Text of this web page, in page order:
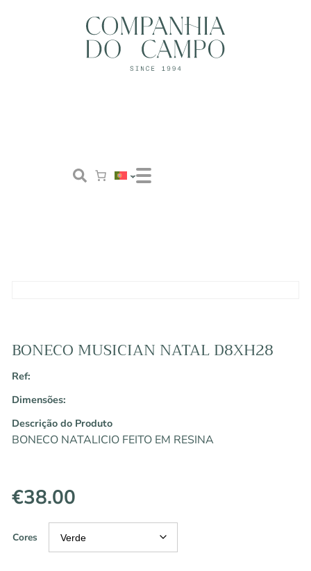
BONECO MUSICIAN NATAL D8XH28
Ref:
Dimensões:
Descrição do Produto
BONECO NATALICIO FEITO EM RESINA
€38.00
Cores